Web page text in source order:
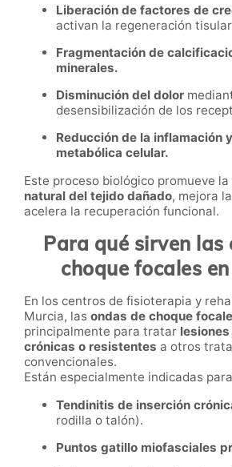
Liberación de factores de
activan la regeneración
Fragmentación de
minerales.
Disminución del dolor
desensibilización de los
Reducción de la inflamación
metabólica celular.
Este proceso biológico promueve la
natural del tejido dañado, mejora
acelera la recuperación funcional.
Para qué sirven las
choque focales
En los centros de fisioterapia y
Murcia, las ondas de choque
principalmente para tratar
crónicas o resistentes a otros
convencionales.
Están especialmente indicadas
Tendinitis de inserción
rodilla o talón).
Puntos gatillo miofasciales